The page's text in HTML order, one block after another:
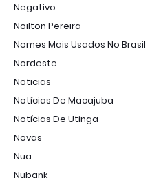
Negativo
Noilton Pereira
Nomes Mais Usados No Brasil
Nordeste
Noticias
Notícias De Macajuba
Notícias De Utinga
Novas
Nua
Nubank